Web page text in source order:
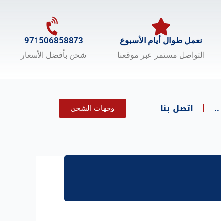
نعمل طوال أيام الأسبوع
التواصل مستمر عبر موقعنا
971506858873
شحن بأفضل الأسعار
اتصل بنا وجهات الشحن